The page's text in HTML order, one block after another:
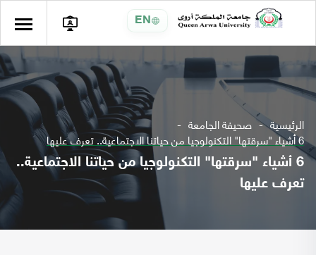
EN
الرئيسية صحيفة الجامعة
6 أشياء "سرقتها" التكنولوجيا من حياتنا الاجتماعية.. تعرف عليها
6 أشياء "سرقتها" التكنولوجيا من حياتنا الاجتماعية..
تعرف عليها